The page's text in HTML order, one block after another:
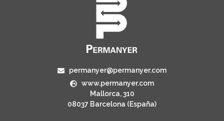
permanyer@permanyer.com
www.permanyer.com
Mallorca, 310
08037 Barcelona (España)